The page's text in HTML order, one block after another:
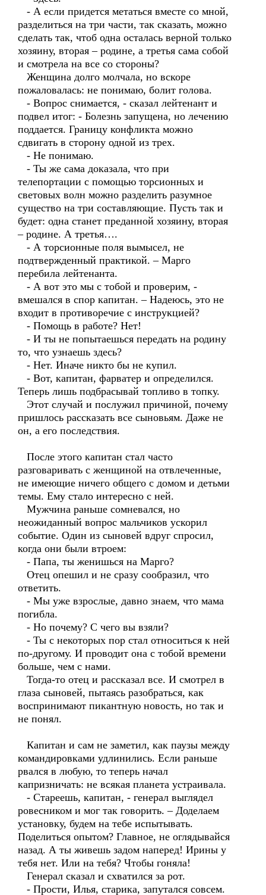
- А если придется метаться вместе со мной,
разделиться на три части, так сказать, можно
сделать так, чтоб одна осталась верной только
хозяину, вторая – родине, а третья сама собой
и смотрела на все со стороны?
Женщина долго молчала, но вскоре
пожаловалась: не понимаю, болит голова.
- Вопрос снимается, - сказал лейтенант и
подвел итог: - Болезнь запущена, но лечению
поддается. Границу конфликта можно
сдвигать в сторону одной из трех.
- Не понимаю.
- Ты же сама доказала, что при
телепортации с помощью торсионных и
световых волн можно разделить разумное
существо на три составляющие. Пусть так и
будет: одна станет преданной хозяину, вторая
– родине. А третья….
- А торсионные поля вымысел, не
подтвержденный практикой. – Марго
перебила лейтенанта.
- А вот это мы с тобой и проверим, -
вмешался в спор капитан. – Надеюсь, это не
входит в противоречие с инструкцией?
- Помощь в работе? Нет!
- И ты не попытаешься передать на родину
то, что узнаешь здесь?
- Нет. Иначе никто бы не купил.
- Вот, капитан, фарватер и определился.
Теперь лишь подбрасывай топливо в топку.
Этот случай и послужил причиной, почему
пришлось рассказать все сыновьям. Даже не
он, а его последствия.
После этого капитан стал часто
разговаривать с женщиной на отвлеченные,
не имеющие ничего общего с домом и детьми
темы. Ему стало интересно с ней.
Мужчина раньше сомневался, но
неожиданный вопрос мальчиков ускорил
событие. Один из сыновей вдруг спросил,
когда они были втроем:
- Папа, ты женишься на Марго?
Отец опешил и не сразу сообразил, что
ответить.
- Мы уже взрослые, давно знаем, что мама
погибла.
- Но почему? С чего вы взяли?
- Ты с некоторых пор стал относиться к ней
по-другому. И проводит она с тобой времени
больше, чем с нами.
Тогда-то отец и рассказал все. И смотрел в
глаза сыновей, пытаясь разобраться, как
воспринимают пикантную новость, но так и
не понял.
Капитан и сам не заметил, как паузы между
командировками удлинились. Если раньше
рвался в любую, то теперь начал
капризничать: не всякая планета устраивала.
- Стареешь, капитан, - генерал выглядел
ровесником и мог так говорить. – Доделаем
установку, будем на тебе испытывать.
Поделиться опытом? Главное, не оглядывайся
назад. А ты живешь задом наперед! Ирины у
тебя нет. Или на тебя? Чтобы гоняла!
Генерал сказал и схватился за рот.
- Прости, Илья, старика, запутался совсем.